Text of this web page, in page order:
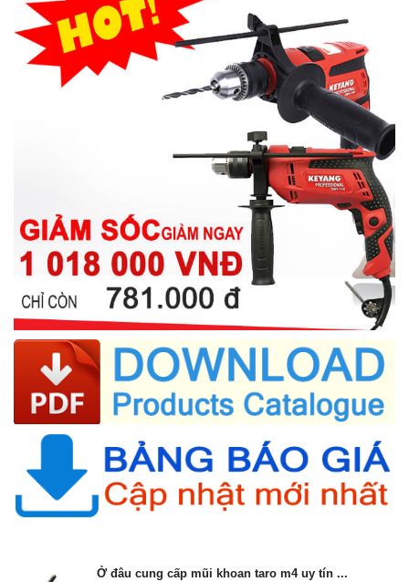
Ở đâu cung cấp mũi khoan taro m4 uy tín ...